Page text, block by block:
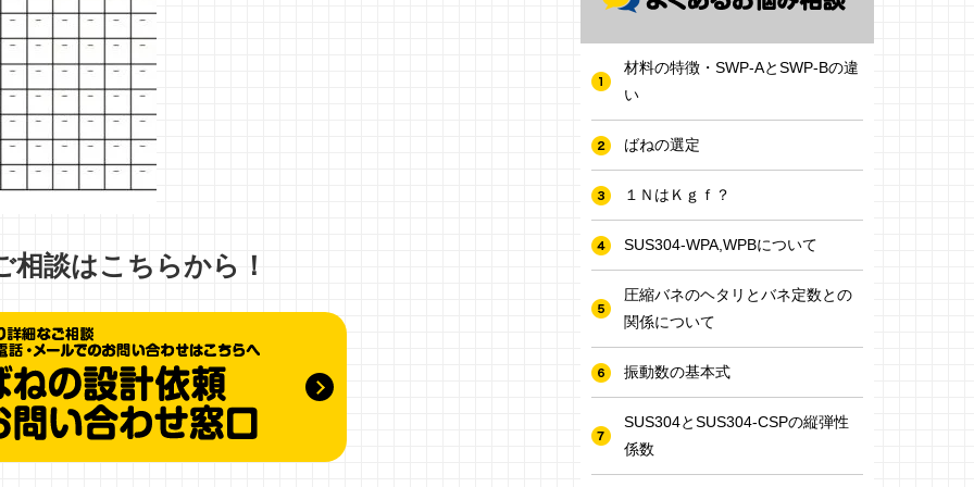
相談はこちらから！
材料の特徴・SWP-AとSWP-Bの違
い
ばねの選定
１ＮはＫｇｆ？
SUS304-WPA,WPBについて
圧縮バネのヘタリとバネ定数との
関係について
振動数の基本式
SUS304とSUS304-CSPの縦弾性
係数